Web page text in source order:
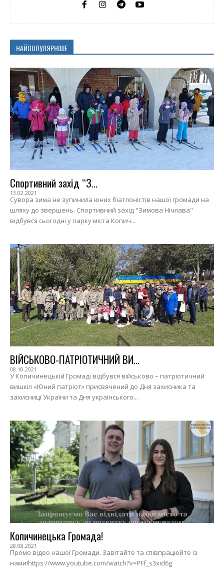
НАЙПОПУЛЯРНІШЕ
Спортивний захід “З...
13.02.2021
Сувора зима не зупинила юних біатлоністів нашої громади на
шляху до звершень. Спортивний захід "Зимова Нічлава"
відбувся сьогодні у парку міста Копич...
ВІЙСЬКОВО-ПАТРІОТИЧНИЙ ВИ...
08.10.2021
У Копичинецькій Громаді відбувся військово – патріотичний
вишкіл «Юний патріот» присвячений до Дня захисника та
захисниці України та Дня українського...
Копичинецька Громада!
28.08.2021
Промо відео нашої Громади. Завітайте та співпрацюйте із
нами!https://www.youtube.com/watch?v=PFf_s3xid6g